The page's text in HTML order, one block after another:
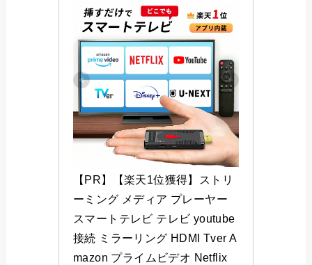
【PR】【楽天1位獲得】ストリ
ーミング メディア プレーヤー
スマートテレビ テレビ youtube
接続 ミラーリング HDMI Tver A
mazon プライムビデオ Netflix